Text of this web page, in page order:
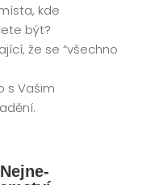
kde
být?
že se “všechno
s Vašim